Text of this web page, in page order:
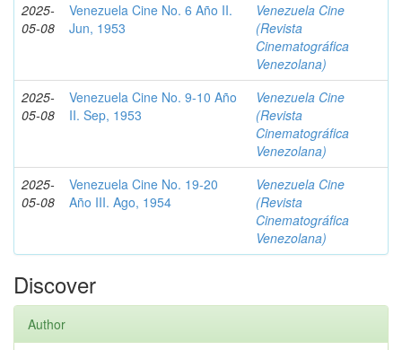
2025-
05-08
Venezuela Cine No. 6 Año II.
Jun, 1953
Venezuela Cine
(Revista
Cinematográfica
Venezolana)
2025-
05-08
Venezuela Cine No. 9-10 Año
II. Sep, 1953
Venezuela Cine
(Revista
Cinematográfica
Venezolana)
2025-
05-08
Venezuela Cine No. 19-20
Año III. Ago, 1954
Venezuela Cine
(Revista
Cinematográfica
Venezolana)
Discover
Author